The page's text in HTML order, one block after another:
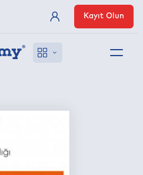
Üye Girişi
Kayıt Olun